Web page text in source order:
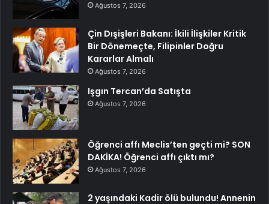
Ağustos 7, 2026
Çin Dışişleri Bakanı: İkili İlişkiler Kritik
Bir Dönemeçte, Filipinler Doğru
Kararlar Almalı
Ağustos 7, 2026
Işgın Tercan’da Satışta
Ağustos 7, 2026
Öğrenci affı Meclis’ten geçti mi? SON
DAKİKA! Öğrenci affı çıktı mı?
Ağustos 7, 2026
2 yaşındaki Kadir ölü bulundu! Annenin